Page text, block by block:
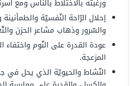
ورغبته بالاختلاط بالنّاس ومع
إحلال الرّاحة النّفسيّة
والسّرور وذهاب مشاعر الحزن
عودة القدرة على النّوم واختفاء
المزعجة.
النّشاط والحيويّة الذي يحل في